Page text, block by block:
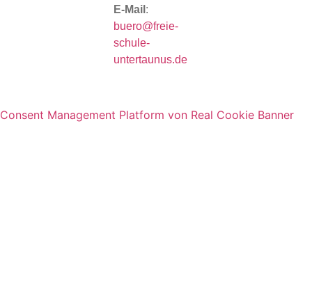
E-Mail :
buero@freie-
schule-
untertaunus.de
Consent Management Platform von Real Cookie Banner